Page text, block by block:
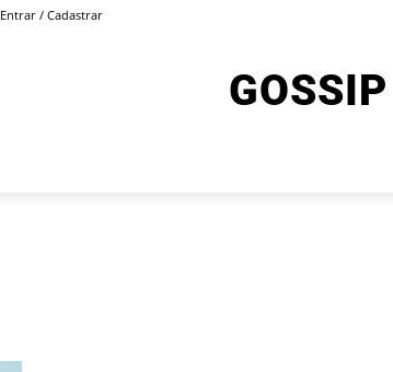
Entrar / Cadastrar